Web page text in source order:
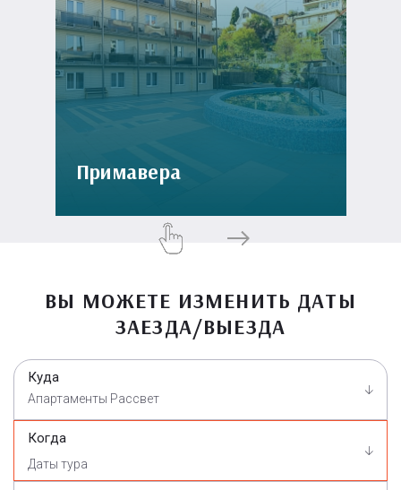
Примавера
ВЫ МОЖЕТЕ ИЗМЕНИТЬ ДАТЫ
ЗАЕЗДА/ВЫЕЗДА
Куда
Апартаменты Рассвет
Когда